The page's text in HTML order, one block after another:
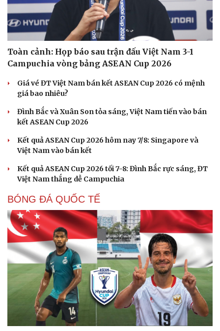
Cải chính
Toàn cảnh: Họp báo sau trận đấu Việt Nam 3-1
Campuchia vòng bảng ASEAN Cup 2026
Giá vé ĐT Việt Nam bán kết ASEAN Cup 2026 có mệnh
giá bao nhiêu?
Đình Bắc và Xuân Son tỏa sáng, Việt Nam tiến vào bán
kết ASEAN Cup 2026
Kết quả ASEAN Cup 2026 hôm nay 7/8: Singapore và
Việt Nam vào bán kết
Kết quả ASEAN Cup 2026 tối 7-8: Đình Bắc rực sáng, ĐT
Việt Nam thắng dễ Campuchia
BÓNG ĐÁ QUỐC TẾ